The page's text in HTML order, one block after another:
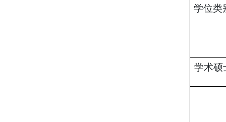
学位类
学术硕